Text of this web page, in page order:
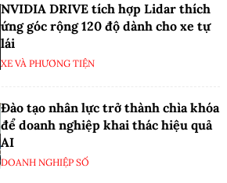
NVIDIA DRIVE tích hợp Lidar thích
ứng góc rộng 120 độ dành cho xe tự
lái
XE VÀ PHƯƠNG TIỆN
Đào tạo nhân lực trở thành chìa khóa
để doanh nghiệp khai thác hiệu quả
AI
DOANH NGHIỆP SỐ